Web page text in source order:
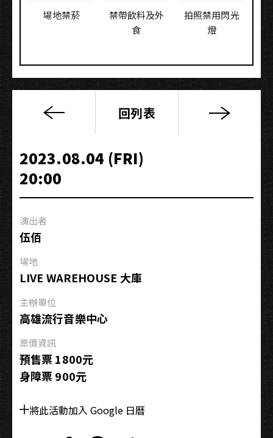
場地禁菸
禁帶飲料及外
食
拍照禁用閃光
燈
今
伍
佰
10
回列表
2023.08.04 (FRI)
20:00
演出者
伍佰
場地
LIVE WAREHOUSE 大庫
主辦單位
高雄流行音樂中心
票價資訊
預售票 1800元
身障票 900元
將此活動加入 Google 日曆